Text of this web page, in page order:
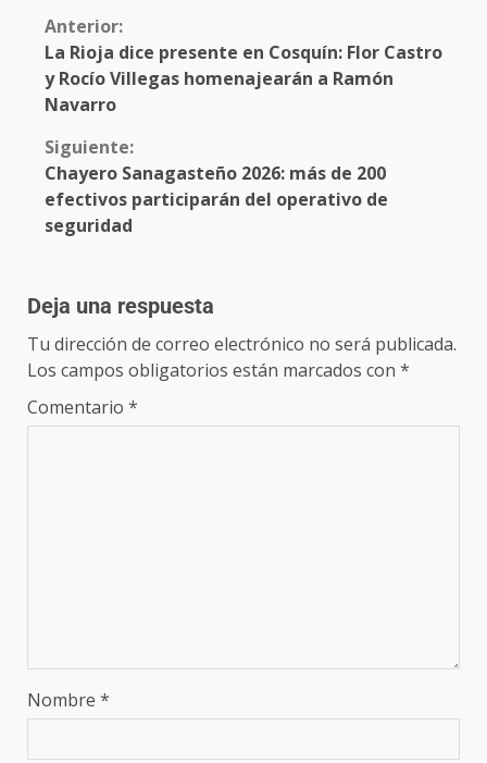
Anterior:
La Rioja dice presente en Cosquín: Flor Castro
y Rocío Villegas homenajearán a Ramón
Navarro
Siguiente:
Chayero Sanagasteño 2026: más de 200
efectivos participarán del operativo de
seguridad
Deja una respuesta
Tu dirección de correo electrónico no será publicada.
Los campos obligatorios están marcados con *
Comentario *
Nombre *